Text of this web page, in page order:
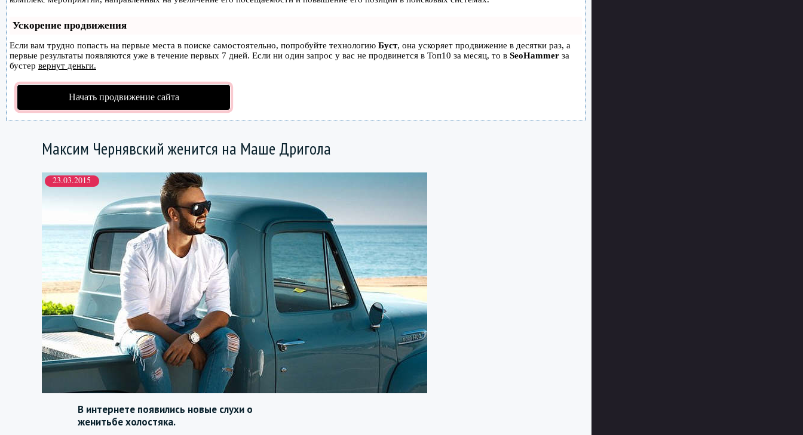
Ускорение продвижения
Если вам трудно попасть на первые места в поиске самостоятельно, попробуйте технологию Буст, она ускоряет продвижение в десятки раз, а
первые результаты появляются уже в течение первых 7 дней. Если ни один запрос у вас не продвинется в Топ10 за месяц, то в SeoHammer за
бустер вернут деньги.
Начать продвижение сайта
Максим Чернявский женится на Маше Дригола
23.03.2015
В интернете появились новые слухи о
женитьбе холостяка.